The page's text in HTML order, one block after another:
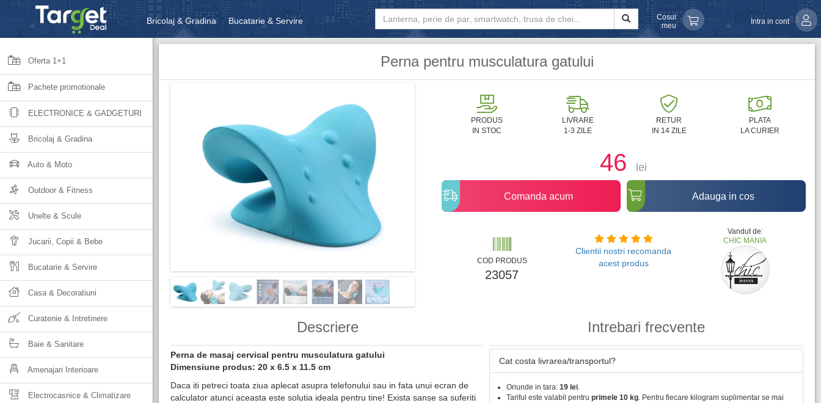
Bricolaj & Gradina Bucatarie & Servire
Unelte & Scule Jucarii, Copii & Bebe
Cosul
meu
Intra in cont
Oferta 1+1
Pachete promotionale
ELECTRONICE & GADGETURI
Bricolaj & Gradina
Auto & Moto
Outdoor & Fitness
Unelte & Scule
Jucarii, Copii & Bebe
Bucatarie & Servire
Casa & Decoratiuni
Curatenie & Intretinere
Baie & Sanitare
Amenajari Interioare
Electrocasnice & Climatizare
Perna pentru musculatura gatului
PRODUS
IN STOC
LIVRARE
1-3 ZILE
RETUR
IN 14 ZILE
PLATA
LA CURIER
46 lei
Comanda acum Adauga in cos
COD PRODUS
23057
Clientii nostri recomanda
acest produs
Vandut de:
CHIC MANIA
Descriere
Perna de masaj cervical pentru musculatura gatului
Dimensiune produs: 20 x 6.5 x 11.5 cm
Daca iti petreci toata ziua aplecat asupra telefonului sau in fata unui ecran de
calculator atunci aceasta este solutia ideala pentru tine! Exista sanse sa suferiti
Intrebari frecvente
Cat costa livrarea/transportul?
Oriunde in tara: 19 lei.
Tariful este valabil pentru primele 10 kg. Pentru fiecare kilogram suplimentar se mai